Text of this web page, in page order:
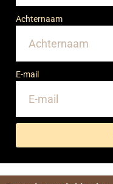
Achternaam
E-mail